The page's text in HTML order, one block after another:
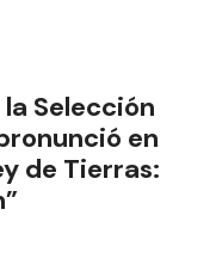
Selección
en
de Tierras: